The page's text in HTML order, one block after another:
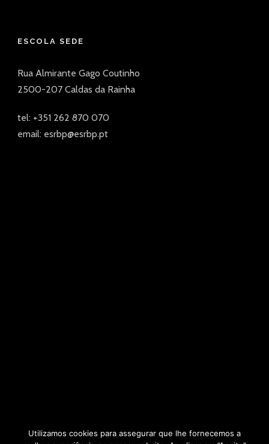
ESCOLA SEDE
Rua Almirante Gago Coutinho
2500-207 Caldas da Rainha
tel: +351 262 870 070
email: esrbp@esrbp.pt
Utilizamos cookies para assegurar que lhe fornecemos a